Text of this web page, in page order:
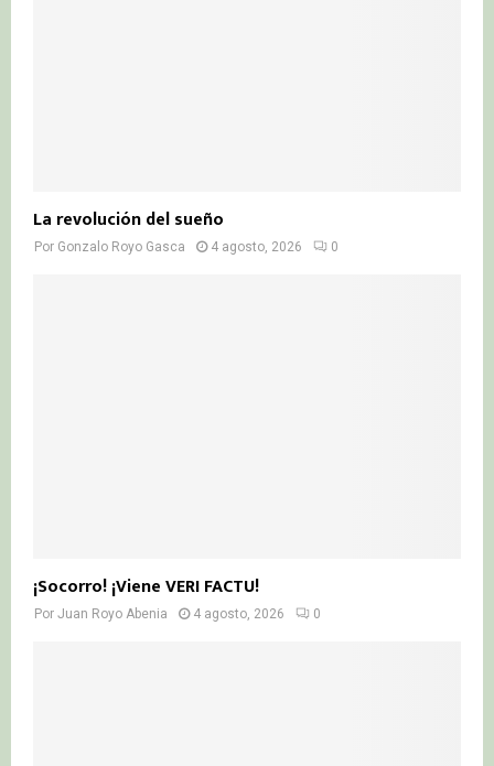
La revolución del sueño
Por Gonzalo Royo Gasca 4 agosto, 2026 0
¡Socorro! ¡Viene VERI FACTU!
Por Juan Royo Abenia 4 agosto, 2026 0